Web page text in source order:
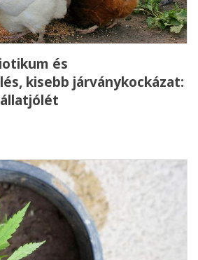
és
kisebb járványkockázat: